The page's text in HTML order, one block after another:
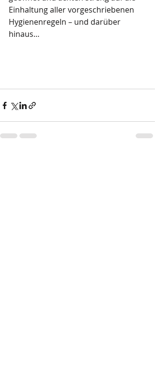
Einhaltung aller vorgeschriebenen
Hygienenregeln – und darüber
hinaus…